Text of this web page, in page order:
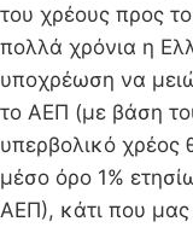
του χρέους προς
πολλά χρόνια η
υποχρέωση να
το ΑΕΠ (με βάση
υπερβολικό χρέος
μέσο όρο 1%
ΑΕΠ), κάτι που μας